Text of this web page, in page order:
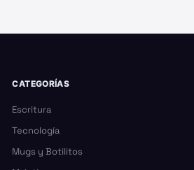
CATEGORÍAS
Escritura
Tecnología
Mugs y Botilitos